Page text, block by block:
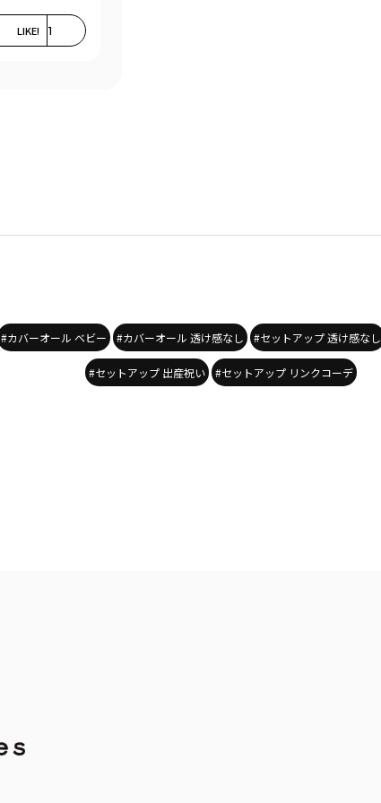
LIKE! 1
#カバーオール ベビー #カバーオール 透け感なし #セットアップ 透け感なし
#セットアップ 出産祝い #セットアップ リンクコーデ